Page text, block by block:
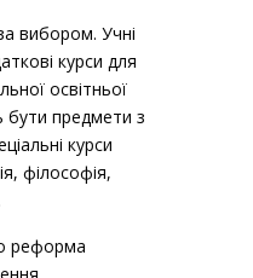
вибором. Учні
курси для
освітньої
бути предмети з
курси
філософія,
реформа